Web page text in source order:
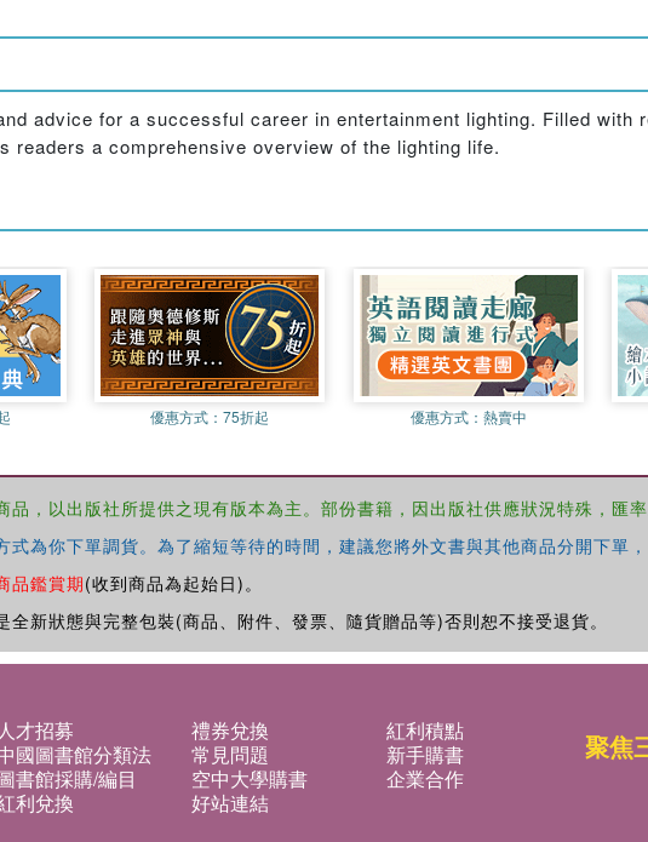
advice for a successful career in entertainment lighting. Filled with
a comprehensive overview of the lighting life.
優惠方式：75折起 優惠方式： 熱賣中
，以出版社所提供之現有版本為主。部份書籍，因出版社供應狀況特殊，匯率
為你下單調貨。為了縮短等待的時間，建議您將外文書與其他商品分開下單
品鑑賞期(收到商品為起始日)。
新狀態與完整包裝(商品、附件、發票、隨貨贈品等)否則恕不接受退貨。
人才招募 禮券兌換
紅利積點
國圖書館分類法 常見問題
新手購書
書館採購/編目 空中大學購書
企業合作
利兌換 好站連結
聚焦